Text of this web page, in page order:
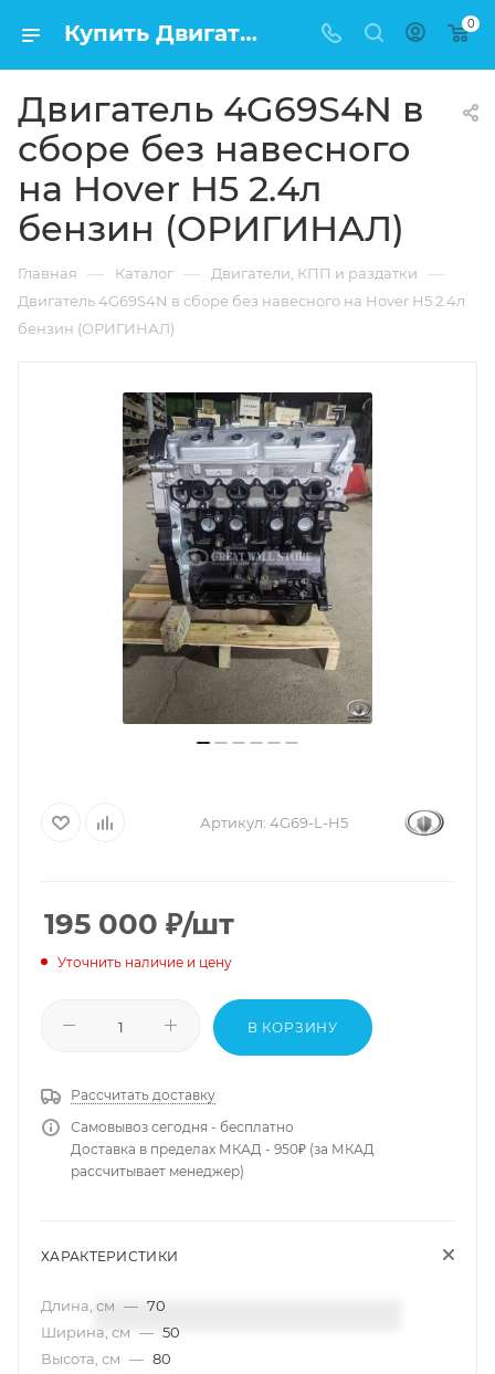
Купить Двигатель 4G69S4N в сборе без навесного на Hover H5 2.4л бензин (ОРИГИНАЛ) в Москве по низкой цене 0
Двигатель 4G69S4N в
сборе без навесного
на Hover H5 2.4л
бензин (ОРИГИНАЛ)
Главная — Каталог — Двигатели, КПП и раздатки —
Двигатель 4G69S4N в сборе без навесного на Hover H5 2.4л
бензин (ОРИГИНАЛ)
Артикул: 4G69-L-H5
195 000 ₽/шт
Уточнить наличие и цену
В КОРЗИНУ
Рассчитать доставку
Самовывоз сегодня - бесплатно
Доставка в пределах МКАД - 950₽ (за МКАД
рассчитывает менеджер)
ХАРАКТЕРИСТИКИ
Длина, см — 70
Ширина, см — 50
Высота, см — 80